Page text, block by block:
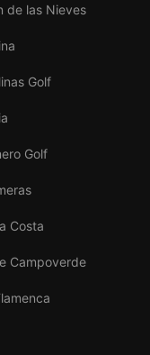
de las Nieves
Golf
Golf
Costa
Campoverde